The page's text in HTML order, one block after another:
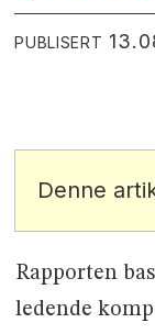
PUBLISERT
Denne
Rapporten
ledende